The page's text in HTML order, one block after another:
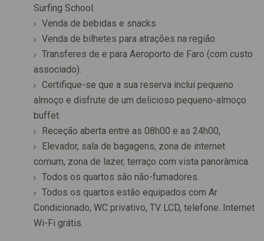
Surfing School.
Venda de bebidas e snacks
Venda de bilhetes para atrações na região.
Transferes de e para Aeroporto de Faro (com custo
associado).
Certifique-se que a sua reserva inclui pequeno
almoço e disfrute de um delicioso pequeno-almoço
buffet.
Receção aberta entre as 08h00 e as 24h00,
Elevador, sala de bagagens, zona de internet
comum, zona de lazer, terraço com vista panorâmica.
Todos os quartos são não-fumadores.
Todos os quartos estão equipados com Ar
Condicionado, WC privativo, TV LCD, telefone. Internet
Wi-Fi grátis.